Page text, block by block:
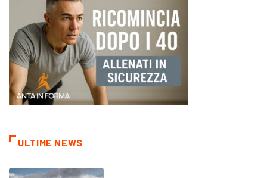
ULTIME NEWS